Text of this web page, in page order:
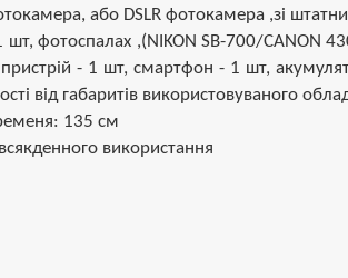
або DSLR фотокамера ,зі
фотоспалах ,(NIKON SB-700/CANON
- 1 шт, смартфон - 1 шт,
від габаритів використовуваного
135 см
використання